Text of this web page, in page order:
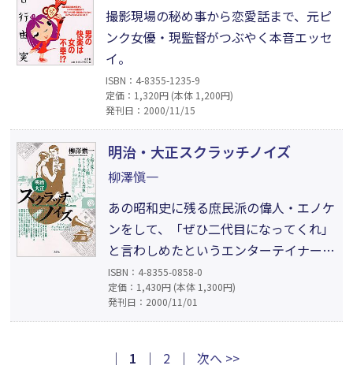
撮影現場の秘め事から恋愛話まで、元ピ
ンク女優・現監督がつぶやく本音エッセ
イ。
ISBN：4-8355-1235-9
定価：1,320円 (本体 1,200円)
発刊日：2000/11/15
明治・大正スクラッチノイズ
柳澤愼一
あの昭和史に残る庶民派の偉人・エノケ
ンをして、「ぜひ二代目になってくれ」
と言わしめたというエンターテイナーが
綴るライフワーク。懐かしい歌を満載し
た、40代以上は必読の書！
ISBN：4-8355-0858-0
定価：1,430円 (本体 1,300円)
発刊日：2000/11/01
｜ 1 ｜ 2 ｜ 次へ >>